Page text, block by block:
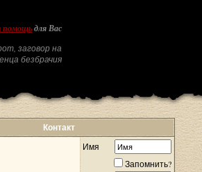
помощь для Вас
заговор на
безбрачия
Контакт
Имя
Запомнить?